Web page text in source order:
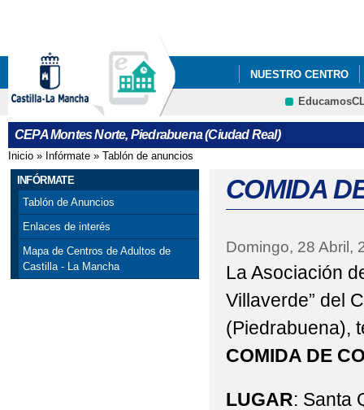
NUESTRO CENTRO
BLOGS
CEPA Montes Norte, Piedrabuena (Ciudad Real)
Se encuentra usted aquí
Inicio » Infórmate » Tablón de anuncios
INFÓRMATE
Tablón de Anuncios
Enlaces de interés
Mapa de Centros de Adultos de
Castilla - La Mancha
COMIDA
Domingo, 28 Abril,
La Asociación
Villaverde” del
(Piedrabuena),
COMIDA DE
LUGAR: Santa